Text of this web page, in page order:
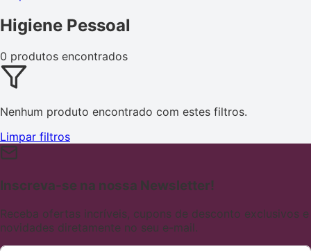
Higiene Pessoal
0 produtos encontrados
Nenhum produto encontrado com estes filtros.
Limpar filtros
Inscreva-se na nossa Newsletter!
Receba ofertas incríveis, cupons de desconto exclusivos e
novidades diretamente no seu e-mail.